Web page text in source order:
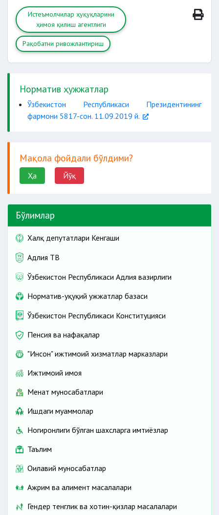
ёрдам кўрсатиш;
давлат назоратини амалга ошириш,
ҳуқуқи бузилиши
реклама бозорини тартибга солиш;
фуқаролик жамияти
институтлари
ташкилотлар билан ҳамкорлик
қилиш.
текширишлар ўтказиш;
реализация
лицензиянинг (рухсат
қилишини тўхтатиб туриш, тугатиш
(бекор қилиш)
судларга
Истеъмолчилар ҳуқуқларини
ҳимоя қилиш агентлиги
Рақобатни ривожлантириш
Норматив ҳужжатлар
Ўзбекистон Республикаси Президентининг
фармони 5817-сон. 11.09.2019 й.
Мақола фойдали бўлдими?
Ҳа Йўқ
Бўлимлар
Халқ депутатлари Кенгаши
Адлия ТВ
Ўзбекистон Республикаси Адлия вазирлиги
Норматив-ҳуқуқий ҳужжатлар базаси
Ўзбекистон Республикаси Конституцияси
Пенсия ва нафақалар
"Инсон" ижтимоий хизматлар марказлари
Ижтимоий ҳимоя
Меҳнат муносабатлари
Ишдаги муаммолар
Ногиронлиги бўлган шахсларга имтиёзлар
Таълим
Оилавий муносабатлар
Ажрим ва алимент масалалари
Гендер тенглик ва хотин-қизлар масалалари